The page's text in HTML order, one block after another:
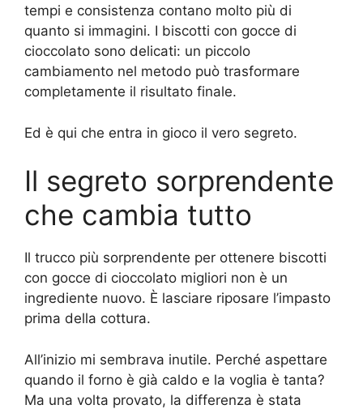
tempi e consistenza contano molto più di
quanto si immagini. I biscotti con gocce di
cioccolato sono delicati: un piccolo
cambiamento nel metodo può trasformare
completamente il risultato finale.
Ed è qui che entra in gioco il vero segreto.
Il segreto sorprendente
che cambia tutto
Il trucco più sorprendente per ottenere biscotti
con gocce di cioccolato migliori non è un
ingrediente nuovo. È lasciare riposare l’impasto
prima della cottura.
All’inizio mi sembrava inutile. Perché aspettare
quando il forno è già caldo e la voglia è tanta?
Ma una volta provato, la differenza è stata